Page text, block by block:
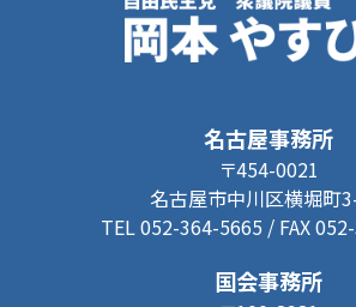
名古屋事務所
〒454-0021
名古屋市中川区横堀町
TEL 052-364-5665 / FAX
国会事務所